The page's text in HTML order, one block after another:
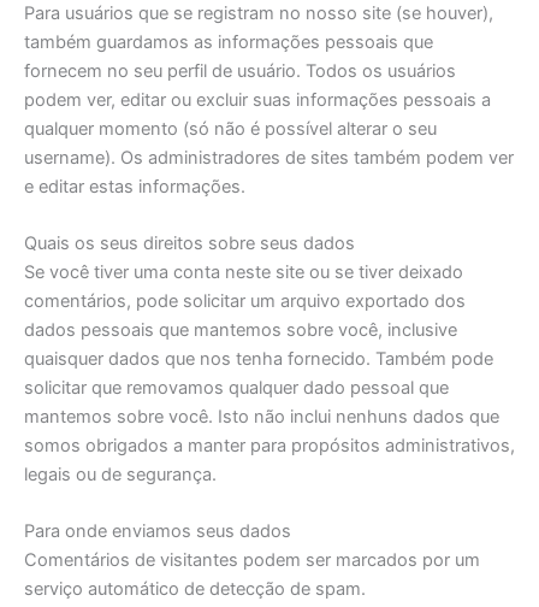
Para usuários que se registram no nosso site (se houver),
também guardamos as informações pessoais que
fornecem no seu perfil de usuário. Todos os usuários
podem ver, editar ou excluir suas informações pessoais a
qualquer momento (só não é possível alterar o seu
username). Os administradores de sites também podem ver
e editar estas informações.
Quais os seus direitos sobre seus dados
Se você tiver uma conta neste site ou se tiver deixado
comentários, pode solicitar um arquivo exportado dos
dados pessoais que mantemos sobre você, inclusive
quaisquer dados que nos tenha fornecido. Também pode
solicitar que removamos qualquer dado pessoal que
mantemos sobre você. Isto não inclui nenhuns dados que
somos obrigados a manter para propósitos administrativos,
legais ou de segurança.
Para onde enviamos seus dados
Comentários de visitantes podem ser marcados por um
serviço automático de detecção de spam.